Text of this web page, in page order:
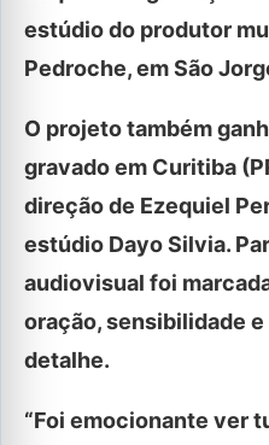
estúdio do produtor
Pedroche, em São
O projeto também
gravado em Curitiba
direção de Ezequiel
estúdio Dayo Silvia.
audiovisual foi
oração, sensibilidade
detalhe.
“Foi emocionante ver